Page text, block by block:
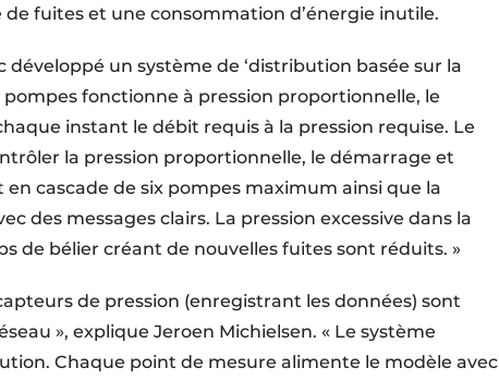
fuites et une consommation d’énergie inutile.
développé un système de ‘distribution basée sur la
fonctionne à pression proportionnelle, le
instant le débit requis à la pression requise. Le
la pression proportionnelle, le démarrage et
cascade de six pompes maximum ainsi que la
des messages clairs. La pression excessive dans la
de bélier créant de nouvelles fuites sont réduits. »
de pression (enregistrant les données) sont
», explique Jeroen Michielsen. « Le système
Chaque point de mesure alimente le modèle avec